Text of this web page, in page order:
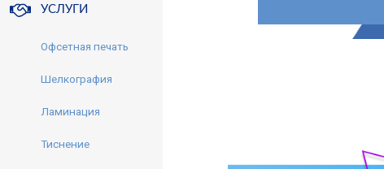
УСЛУГИ
Офсетная печать
Шелкография
Ламинация
Тиснение